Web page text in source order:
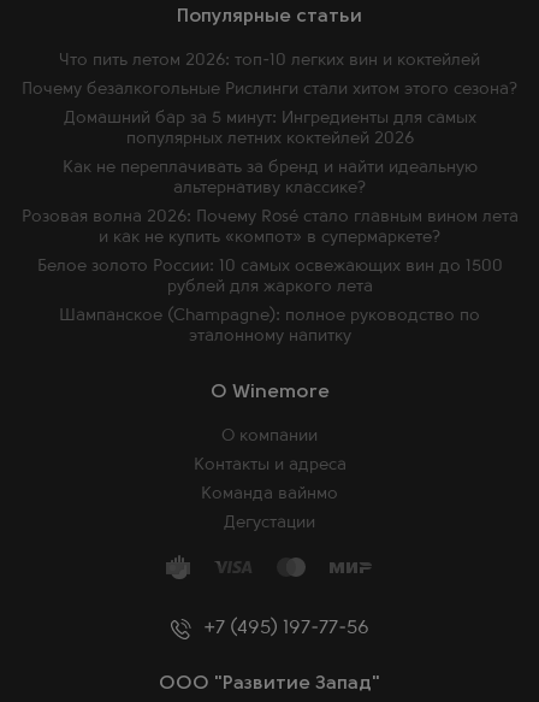
+7 (495) 197-77-56
ООО "Развитие Запад"
O Winemore
О компании
Контакты и адреса
Команда вайнмо
Дегустации
Популярные статьи
Что пить летом 2026: топ-10 легких вин и коктейлей
Почему безалкогольные Рислинги стали хитом этого сезона?
Домашний бар за 5 минут: Ингредиенты для самых
популярных летних коктейлей 2026
Как не переплачивать за бренд и найти идеальную
альтернативу классике?
Розовая волна 2026: Почему Rosé стало главным вином лета
и как не купить «компот» в супермаркете?
Белое золото России: 10 самых освежающих вин до 1500
рублей для жаркого лета
Шампанское (Champagne): полное руководство по
эталонному напитку